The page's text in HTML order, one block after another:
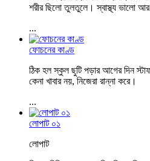
শরীর ছিলো তুলতুলে। স্বাস্থ্য ভালো
...
ফোচনের কাণ্ড
ঠিক হল স্কুল ছুটি পড়ার আগের দিন
কেনা খাবার নয়, নিজেরা রান্না করে।
...
লোপাট ০১
লোপাট